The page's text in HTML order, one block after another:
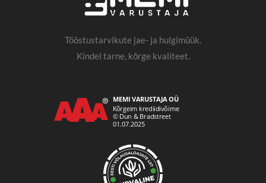
Tööstustarvikute jae- ja hulgimüük.
Kindel tarne, kõrge kvaliteet.